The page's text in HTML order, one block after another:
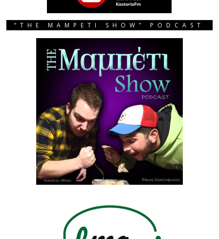
“THE MAMPETI SHOW” PODCAST